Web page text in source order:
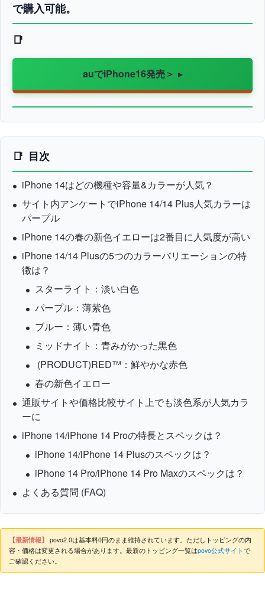
で購入可能。
auでiPhone16発売＞
目次
iPhone 14はどの機種や容量&カラーが人気？
サイト内アンケートでiPhone 14/14 Plus人気カラーは
パープル
iPhone 14の春の新色イエローは2番目に人気度が高い
iPhone 14/14 Plusの5つのカラーバリエーションの特
徴は？
スターライト：淡い白色
パープル：薄紫色
ブルー：薄い青色
ミッドナイト：青みがかった黒色
(PRODUCT)RED™：鮮やかな赤色
春の新色イエロー
通販サイトや価格比較サイト上でも淡色系が人気カラ
ーに
iPhone 14/iPhone 14 Proの特長とスペックは？
iPhone 14/iPhone 14 Plusのスペックは？
iPhone 14 Pro/iPhone 14 Pro Maxのスペックは？
よくある質問 (FAQ)
【最新情報】 povo2.0は基本料0円のまま維持されています。ただしトッピングの内
容・価格は変更される場合があります。最新のトッピング一覧はpovo公式サイトで
ご確認ください。